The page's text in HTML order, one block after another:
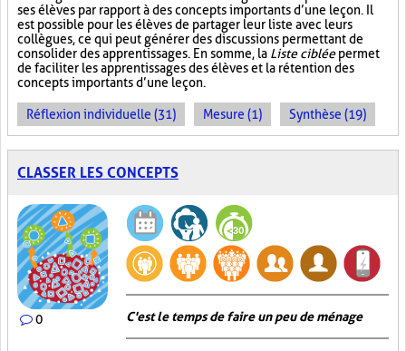
ses élèves par rapport à des concepts importants d’une leçon. Il
est possible pour les élèves de partager leur liste avec leurs
collègues, ce qui peut générer des discussions permettant de
consolider des apprentissages. En somme, la Liste cibléepermet
de faciliter les apprentissages des élèves et la rétention des
concepts importants d’une leçon.
Réflexion individuelle (31) Mesure (1) Synthèse (19)
CLASSER LES CONCEPTS
0 C'est le temps de faire un peu de ménage